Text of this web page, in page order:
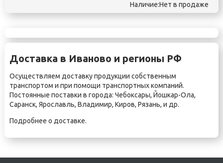
Наличие:Нет в продаже
Доставка в Иваново и регионы РФ
Осуществляем доставку продукции собственным
транспортом и при помощи транспортных компаний.
Постоянные поставки в города: Чебоксары, Йошкар-Ола,
Саранск, Ярославль, Владимир, Киров, Рязань, и др.
Подробнее о доставке.